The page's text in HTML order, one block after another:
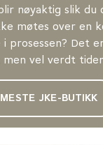
nøyaktig slik du
møtes over en
i prosessen? Det
vel verdt
JKE-BUTIKK